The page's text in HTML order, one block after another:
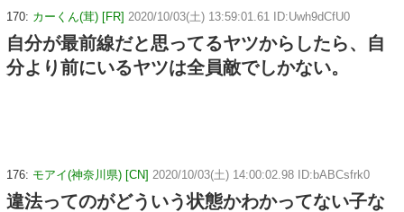
170: カーくん(茸) [FR] 2020/10/03(土) 13:59:01.61 ID:Uwh9dCfU0
自分が最前線だと思ってるヤツからしたら、自
分より前にいるヤツは全員敵でしかない。
176: モアイ(神奈川県) [CN] 2020/10/03(土) 14:00:02.98 ID:bABCsfrk0
違法ってのがどういう状態かわかってない子な